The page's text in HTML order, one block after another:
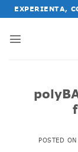
Salt
la
conținut
EXPERIENTA,
POSTED